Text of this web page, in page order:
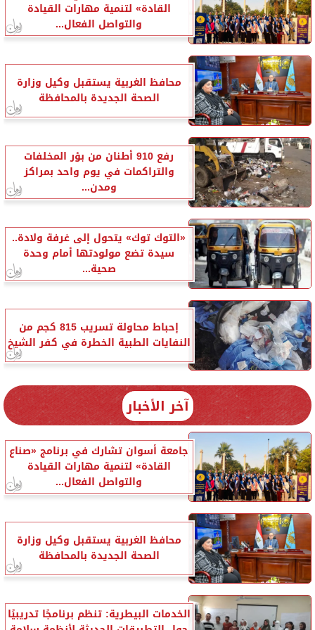
القادة» لتنمية مهارات القيادة
والتواصل الفعال...
محافظ الغربية يستقبل وكيل وزارة
الصحة الجديدة بالمحافظة
رفع 910 أطنان من بؤر المخلفات
والتراكمات في يوم واحد بمراكز
ومدن...
«التوك توك» يتحول إلى غرفة ولادة..
سيدة تضع مولودتها أمام وحدة
صحية...
إحباط محاولة تسريب 815 كجم من
النفايات الطبية الخطرة في كفر الشيخ
آخر الأخبار
جامعة أسوان تشارك في برنامج «صناع
القادة» لتنمية مهارات القيادة
والتواصل الفعال...
محافظ الغربية يستقبل وكيل وزارة
الصحة الجديدة بالمحافظة
الخدمات البيطرية: تنظم برنامجًا تدريبيًا